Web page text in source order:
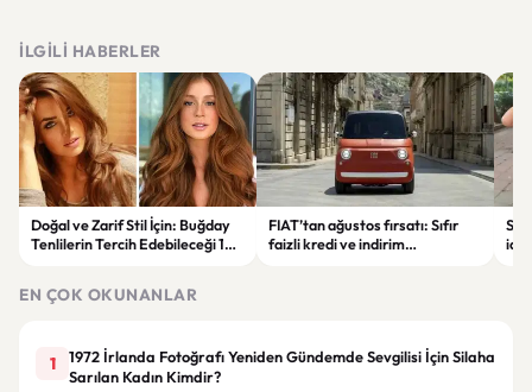
İLGILI HABERLER
Doğal ve Zarif Stil İçin: Buğday
Tenlilerin Tercih Edebileceği 10
FIAT’tan ağustos fırsatı: Sıfır
faizli kredi ve indirim
EN ÇOK OKUNANLAR
1
1972 İrlanda Fotoğrafı Yeniden Gündemde Sevgilisi İçin Silaha
Sarılan Kadın Kimdir?